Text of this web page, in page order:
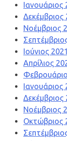
Ιανουάριος
Δεκέμβριος
Νοέμβριος
Ιούνιος 2021
Απρίλιος
Ιανουάριος
Δεκέμβριος
Νοέμβριος
Οκτώβριος